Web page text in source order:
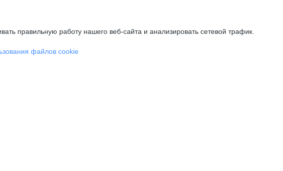
правильную работу нашего веб-сайта и анализировать сетевой трафик.
файлов cookie